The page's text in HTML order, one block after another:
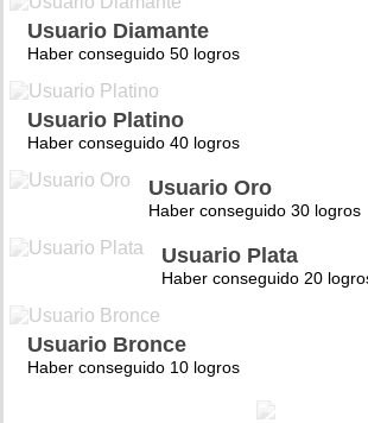
Usuario Diamante
Haber conseguido 50 logros
Usuario Platino
Haber conseguido 40 logros
Usuario Oro
Haber conseguido 30 logros
Usuario Plata
Haber conseguido 20
Usuario Bronce
Haber conseguido 10 logros